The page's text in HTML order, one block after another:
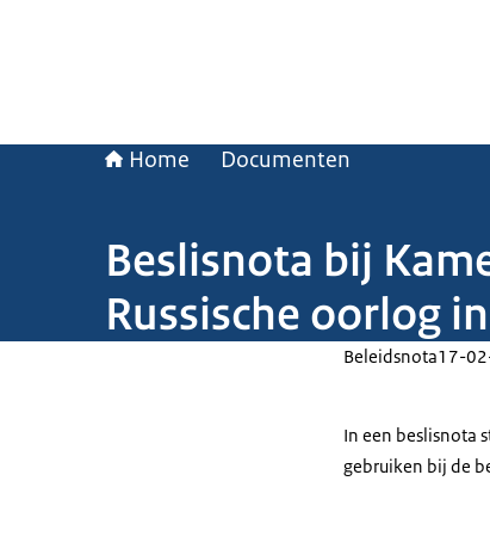
Home Documenten
Beslisnota bij
Russische oorlog
Beleidsnota17-
In een beslisnota
gebruiken bij de